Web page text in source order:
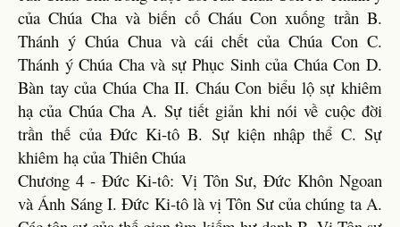
của Chúa Cha và biến cố Cháu Con xuống trần B.
Thánh ý Chúa Chua và cái chết của Chúa Con C.
Thánh ý Chúa Cha và sự Phục Sinh của Chúa Con D.
Bàn tay của Chúa Cha II. Cháu Con biểu lộ sự khiêm
hạ của Chúa Cha A. Sự tiết giản khi nói về cuộc đời
trần thế của Đức Ki-tô B. Sự kiện nhập thể C. Sự
khiêm hạ của Thiên Chúa
Chương 4 - Đức Ki-tô: Vị Tôn Sư, Đức Khôn Ngoan
và Ánh Sáng I. Đức Ki-tô là vị Tôn Sư của chúng ta A.